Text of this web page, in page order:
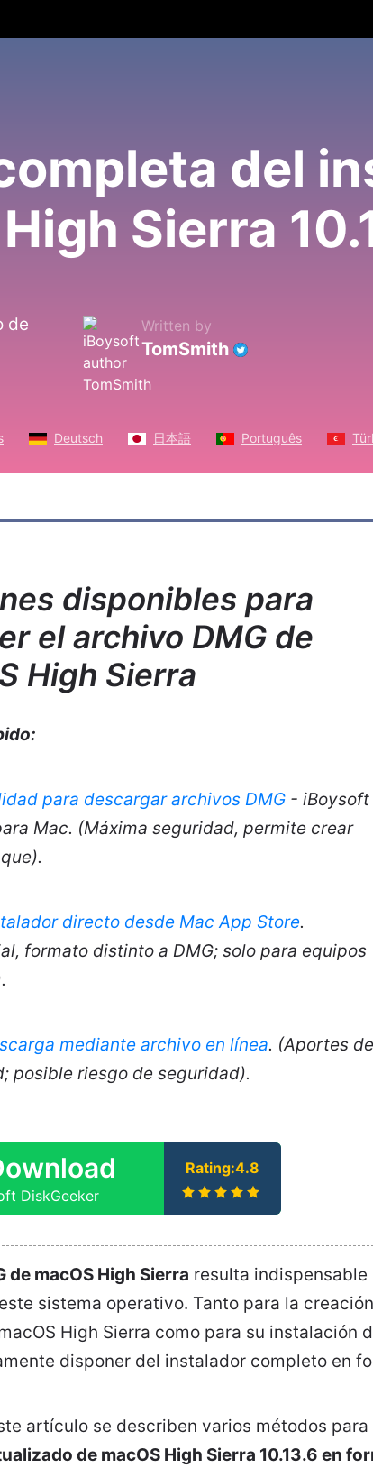
del
Sierra
de
Written by
TomSmith
Deutsch 日本語 Português
disponibles para
el archivo DMG de
High Sierra
para descargar archivos DMG - iBoysoft
Mac. (Máxima seguridad, permite crear
directo desde Mac App Store.
formato distinto a DMG; solo para equipos
mediante archivo en línea. (Aportes de
posible riesgo de seguridad).
DiskGeeker
Rating:4.8
de macOS High Sierra resulta
sistema operativo. Tanto para la
High Sierra como para su instalación
disponer del instalador completo en
artículo se describen varios métodos para
de macOS High Sierra 10.13.6 en